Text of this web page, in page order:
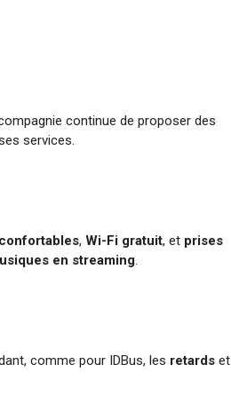
continue de proposer des
services.
,Wi-Fi gratuit, et prises
en streaming
comme pour IDBus, les retards et